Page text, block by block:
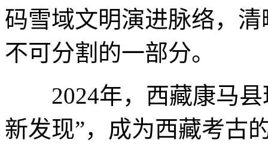
码雪域文明演进脉络，
不可分割的一部分。
2024年，西藏康马县
新发现”，成为西藏考古